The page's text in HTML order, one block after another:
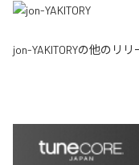
jon-YAKITORYの他のリリ